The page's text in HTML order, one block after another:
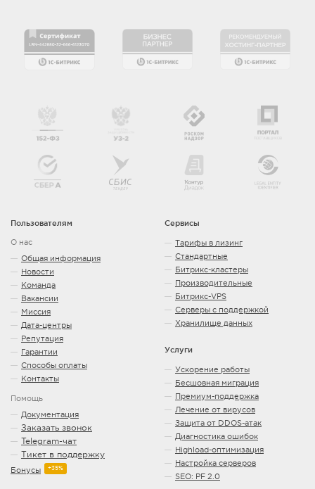
Пользователям
О нас
Общая информация
Новости
Команда
Вакансии
Миссия
Дата-центры
Репутация
Гарантии
Способы оплаты
Контакты
Помощь
Документация
Заказать звонок
Telegram-чат
Тикет в поддержку
Бонусы +35%
Сервисы
Тарифы в лизинг
Стандартные
Битрикс-кластеры
Производительные
Битрикс-VPS
Серверы с поддержкой
Хранилище данных
Услуги
Ускорение работы
Бесшовная миграция
Премиум-поддержка
Лечение от вирусов
Защита от DDOS-атак
Диагностика ошибок
Highload-оптимизация
Настройка серверов
SEO: PF 2.0